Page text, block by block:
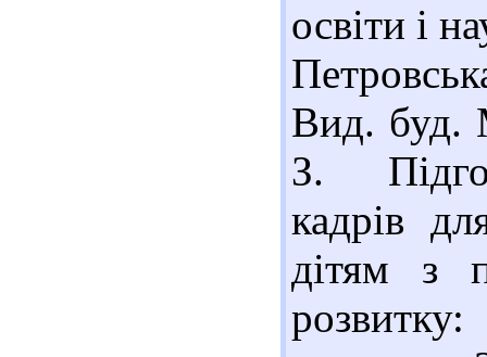
освіти і
Вид. буд.
З.
кадрів
дітям з